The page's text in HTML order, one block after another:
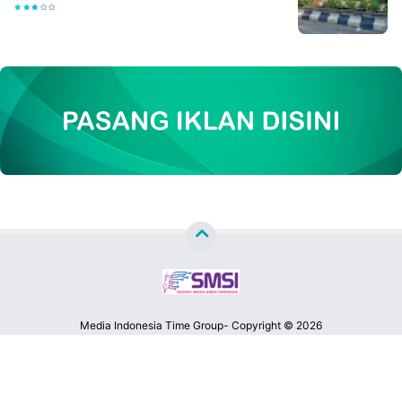
Media Indonesia Time Group- Copyright © 2026
MATA LENSA NEWS™